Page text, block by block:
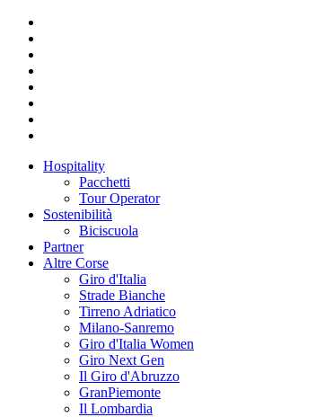
Hospitality
Pacchetti
Tour Operator
Sostenibilità
Biciscuola
Partner
Altre Corse
Giro d'Italia
Strade Bianche
Tirreno Adriatico
Milano-Sanremo
Giro d'Italia Women
Giro Next Gen
Il Giro d'Abruzzo
GranPiemonte
Il Lombardia